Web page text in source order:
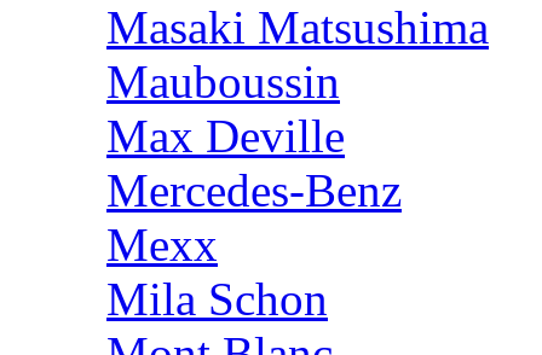
Masaki Matsushima
Mauboussin
Max Deville
Mercedes-Benz
Mexx
Mila Schon